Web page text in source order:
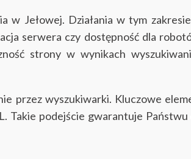
Jełowej. Działania w tym
serwera czy dostępność dla
strony w wynikach
przez wyszukiwarki. Kluczowe
podejście gwarantuje Państwu